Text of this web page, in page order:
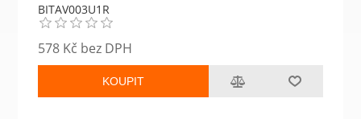
BITAV003U1R
578 Kč bez DPH
KOUPIT